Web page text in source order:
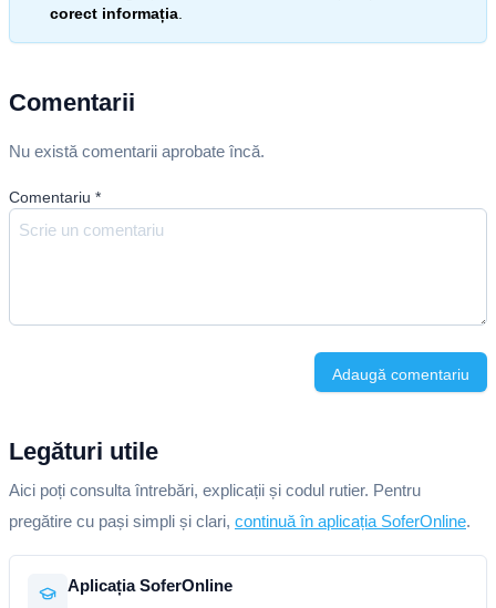
corect informația
Comentarii
Nu există comentarii aprobate încă.
Comentariu *
Adaugă comentariu
Legături utile
Aici poți consulta întrebări, explicații și codul rutier. Pentru
pregătire cu pași simpli și clari, continuă în aplicația SoferOnline.
Aplicația SoferOnline